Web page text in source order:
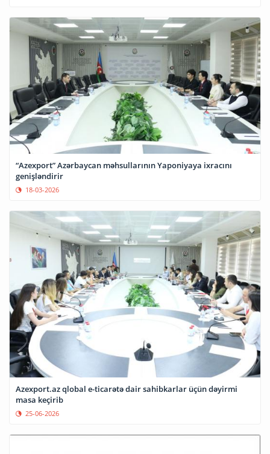
“Azexport” Azərbaycan məhsullarının Yaponiyaya ixracını
genişləndirir
18-03-2026
Azexport.az qlobal e-ticarətə dair sahibkarlar üçün dəyirmi
masa keçirib
25-06-2026